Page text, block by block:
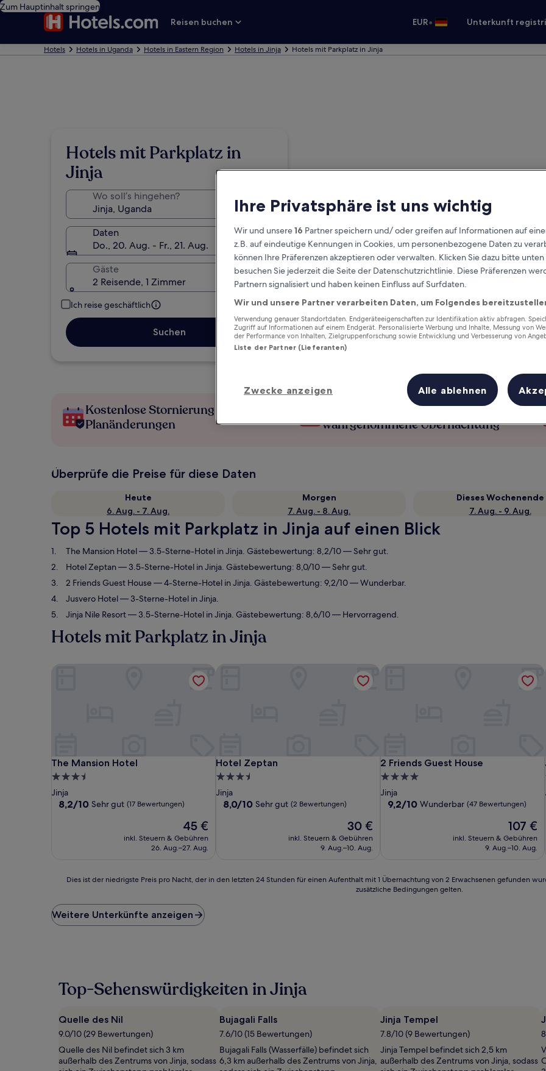
Zum Hauptinhalt springen
Reisen buchen
EUR• Unterkunft
Hotels Hotels in Uganda Hotels in Eastern Region Hotels in Jinja Hotels mit Parkplatz in Jinja
Hotels mit Parkplatz in
Jinja
Wo soll’s hingehen?
Daten
Do., 20. Aug. - Fr., 21. Aug.
Gäste
2 Reisende, 1 Zimmer
Ich reise geschäftlich
Suchen
Kostenlose Stornierung bei
Planänderungen
Verdiene Prämien für jede
wahrgenommene Übernachtung
Überprüfe die Preise für diese Daten
Heute
6. Aug. - 7. Aug.
Morgen
7. Aug. - 8. Aug.
Dieses Wochenende
7. Aug. - 9. Aug.
Top 5 Hotels mit Parkplatz in Jinja auf einen Blick
The Mansion Hotel— 3.5-Sterne-Hotel in Jinja. Gästebewertung: 8,2/10 — Sehr gut.
Hotel Zeptan— 3.5-Sterne-Hotel in Jinja. Gästebewertung: 8,0/10 — Sehr gut.
2 Friends Guest House— 4-Sterne-Hotel in Jinja. Gästebewertung: 9,2/10 — Wunderbar.
Jusvero Hotel— 3-Sterne-Hotel in Jinja.
Jinja Nile Resort— 3.5-Sterne-Hotel in Jinja. Gästebewertung: 8,6/10 — Hervorragend.
Hotels mit Parkplatz in Jinja
The Mansion Hotel
The Mansion Hotel
3.5-
Sterne-
Unterkunft
Jinja
8.2
8,2/10 Sehr gut (17 Bewertungen)
Der
Preis
beträgt
45 €
inkl. Steuern & Gebühren
26. Aug.–27. Aug.
Hotel Zeptan
Hotel Zeptan
3.5-
Sterne-
Unterkunft
Jinja
8.0
8,0/10 Sehr gut (2 Bewertungen)
Der
Preis
beträgt
30 €
inkl. Steuern & Gebühren
9. Aug.–10. Aug.
2 Friends Guest House
2 Friends Guest House
4.0-
Sterne-
Unterkunft
Jinja
9.2
9,2/10 Wunderbar (47 Bewertungen)
Der
Preis
beträgt
107 €
inkl. Steuern & Gebühren
9. Aug.–10. Aug.
der
niedrigste
Preis
letzten
24 Stunden
einen
Aufenthalt
mit
1 Übernachtung
von
Dies ist der niedrigste Preis pro Nacht, der in den letzten 24 Stunden für einen Aufenthalt mit 1 Übernachtung von 2 Erwachsenen gefunden
zusätzliche Bedingungen gelten.
Weitere Unterkünfte anzeigen
Top-Sehenswürdigkeiten in Jinja
Quelle des Nil
9.0/10 (29 Bewertungen)
Quelle des Nil befindet sich 3 km
außerhalb des Zentrums von Jinja, sodass
Bujagali Falls
7.6/10 (15 Bewertungen)
Bujagali Falls (Wasserfälle) befindet sich
6,3 km außerhalb des Zentrums von Jinja,
Jinja Tempel
7.8/10 (9 Bewertungen)
Jinja Tempel befindet sich 2,5 km
außerhalb des Zentrums von Jinja, sodass
Ihre Privatsphäre ist uns wichtig
Wir und unsere16 Partner speichern und/ oder greifen auf Informationen auf
z.B. auf eindeutige Kennungen in Cookies, um personenbezogene Daten zu
können Ihre Präferenzen akzeptieren oder verwalten. Klicken Sie dazu bitte
besuchen Sie jederzeit die Seite der Datenschutzrichtlinie. Diese Präferenzen
Partnern signalisiert und haben keinen Einfluss auf Surfdaten.
Wir und unsere Partner verarbeiten Daten, um Folgendes
Verwendung genauer Standortdaten. Endgeräteeigenschaften zur Identifikation aktiv abfragen.
Zugriff auf Informationen auf einem Endgerät. Personalisierte Werbung und Inhalte, Messung von
der Performance von Inhalten, Zielgruppenforschung sowie Entwicklung und Verbesserung von
Liste der Partner (Lieferanten)
Zwecke anzeigen Alle ablehnen